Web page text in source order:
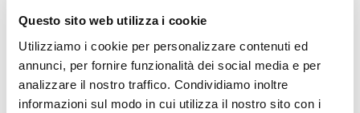
Questo sito web utilizza i cookie
Utilizziamo i cookie per personalizzare contenuti ed
annunci, per fornire funzionalità dei social media e per
analizzare il nostro traffico. Condividiamo inoltre
informazioni sul modo in cui utilizza il nostro sito con i
Bergamo #Bergamo
CORSO GRATUITO WEBMARKETING PER